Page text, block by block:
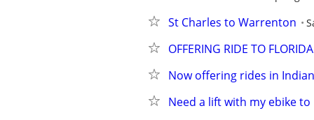
St Charles to Warrenton
OFFERING RIDE TO
Now offering rides in
Need a lift with my ebike to